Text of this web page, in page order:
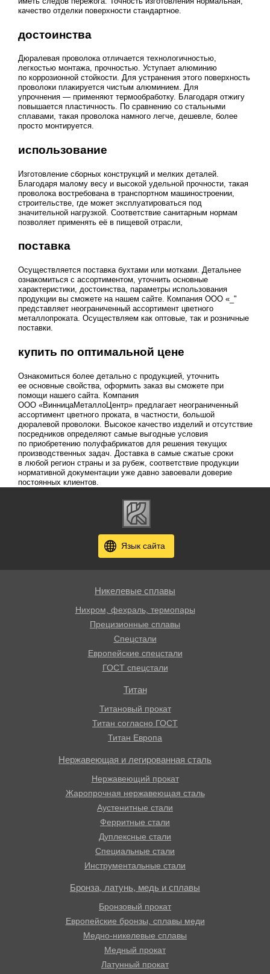
качество отделки поверхности стандартное.
достоинства
Дюралевая проволока отличается технологичностью,
легкостью монтажа, прочностью. Уступает алюминию
по коррозионной стойкости. Для устранения этого поверхность
проволоки плакируется чистым алюминием. Для
упрочнения — применяют термообработку. Благодаря отжигу
повышается пластичность. По сравнению со стальными
сплавами, такая проволока намного легче, дешевле, более
просто монтируется.
использование
Изготовление сборных конструкций и мелких деталей.
Благодаря малому весу и высокой удельной прочности, такая
проволока востребована в транспортном машиностроении,
строительстве, где может эксплуатироваться под
значительной нагрузкой. Соответствие санитарным нормам
позволяет применять её в пищевой отрасли,
поставка
Осуществляется поставка бухтами или мотками. Детальнее
ознакомиться с ассортиментом, уточнить основные
характеристики, достоинства, параметры использования
продукции вы сможете на нашем сайте. Компания ООО «_"
представляет неограниченный ассортимент цветного
металлопроката. Осуществляем как оптовые, так и розничные
поставки.
купить по оптимальной цене
Ознакомиться более детально с продукцией, уточнить
ее основные свойства, оформить заказ вы сможете при
помощи нашего сайта. Компания
ООО «ВинницаМеталлоЦентр» предлагает неограниченный
ассортимент цветного проката, в частности, большой
дюралевой проволоки. Высокое качество изделий и отсутствие
посредников определяют самые выгодные условия
по приобретению полуфабрикатов для решения текущих
производственных задач. Доставка в самые сжатые сроки
в любой регион страны и за рубеж, соответствие продукции
нормативной документации уже давно завоевали доверие
постоянных клиентов.
Язык сайта
Никелевые сплавы
Нихром, фехраль, термопары
Прецизионные сплавы
Спецстали
Европейские спецстали
ГОСТ спецстали
Титан
Титановый прокат
Титан согласно ГОСТ
Титан Европа
Нержавеющая и легированная сталь
Нержавеющий прокат
Жаропрочная нержавеющая сталь
Аустенитные стали
Ферритные стали
Дуплексные стали
Специальные стали
Инструментальные стали
Бронза, латунь, медь и сплавы
Бронзовый прокат
Европейские бронзы, сплавы меди
Медно-никелевые сплавы
Медный прокат
Латунный прокат